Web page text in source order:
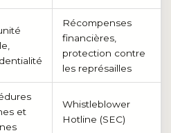
Récompenses
financières,
protection contre
les représailles
et
Whistleblower
Hotline (SEC)